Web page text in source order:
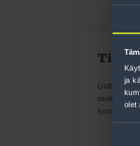
ja
olet
Tilaa
renkaisiin